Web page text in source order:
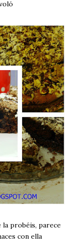
la probéis, parece
con ella